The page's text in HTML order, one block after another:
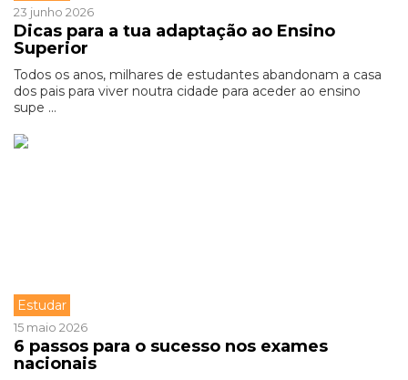
23 junho 2026
Dicas para a tua adaptação ao Ensino
Superior
Todos os anos, milhares de estudantes abandonam a casa
dos pais para viver noutra cidade para aceder ao ensino
supe ...
Estudar
15 maio 2026
6 passos para o sucesso nos exames
nacionais